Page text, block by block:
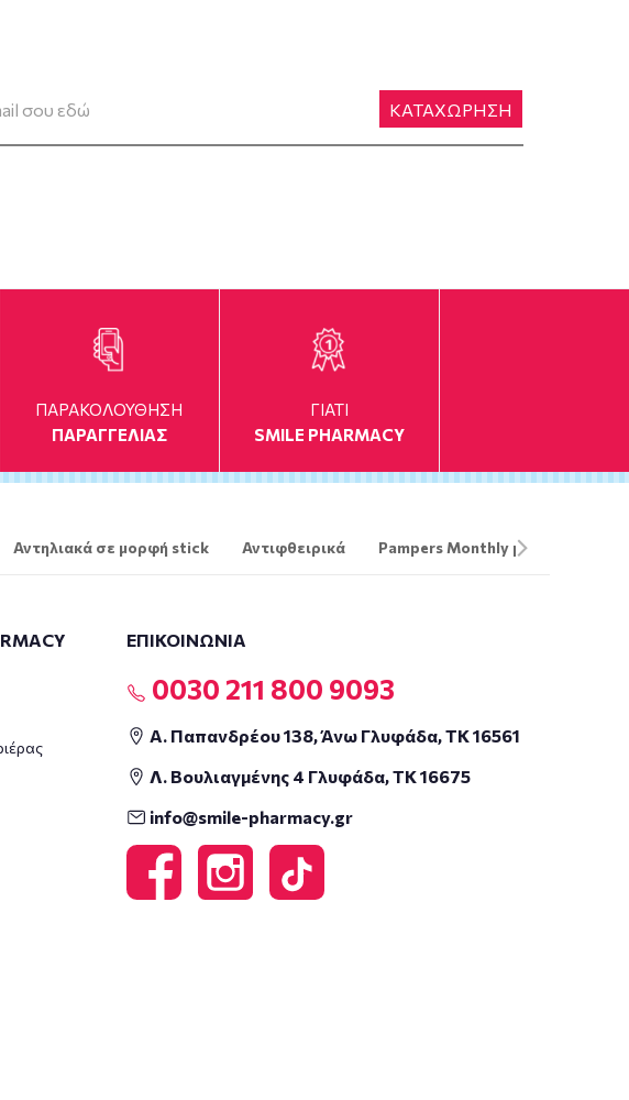
ΚΑΤΑΧΩΡΗΣΗ
ΠΑΡΑΚΟΛΟΥΘΗΣΗ
ΠΑΡΑΓΓΕΛΙΑΣ
ΓΙΑΤΙ
SMILE PHARMACY
Αντηλιακά σε μορφή stick Αντιφθειρικά Pampers Monthly pack
ΕΠΙΚΟΙΝΩΝΙΑ
0030 211 800 9093
Α. Παπανδρέου 138, Άνω Γλυφάδα, ΤΚ 16561
Λ. Βουλιαγμένης 4 Γλυφάδα, ΤΚ 16675
info@smile-pharmacy.gr